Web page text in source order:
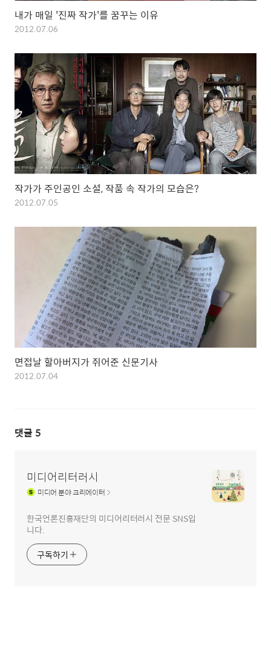
내가 매일 '진짜 작가'를 꿈꾸는 이유
2012.07.06
작가가 주인공인 소설, 작품 속 작가의 모습은?
2012.07.05
면접날 할아버지가 쥐어준 신문기사
2012.07.04
댓글 5
미디어리터러시
미디어분야 크리에이터
한국언론진흥재단의 미디어리터러시 전문 SNS입
니다.
구독하기